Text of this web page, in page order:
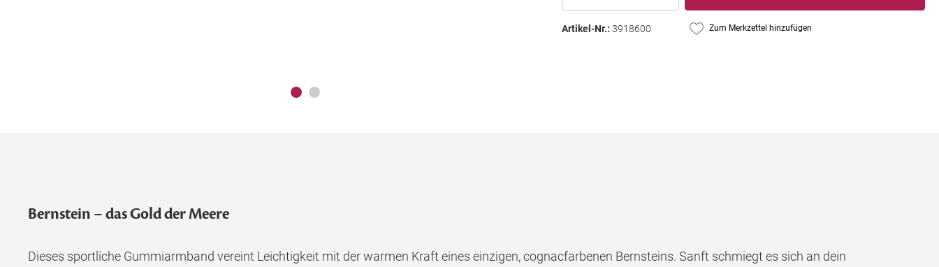
Artikel-Nr.: 3918600 Zum Merkzettel hinzufügen
Bernstein – das Gold der Meere
Dieses sportliche Gummiarmband vereint Leichtigkeit mit der warmen Kraft eines einzigen, cognacfarbenen Bernsteins. Sanft schmiegt es sich an dein